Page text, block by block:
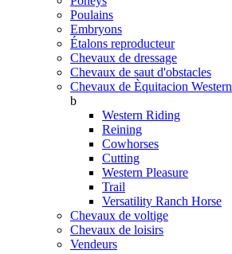
Poulains
Embryons
Étalons reproducteur
Chevaux de dressage
Chevaux de saut d'obstacles
Chevaux de Èquitacion Western
b
Western Riding
Reining
Cowhorses
Cutting
Western Pleasure
Trail
Versatility Ranch Horse
Chevaux de voltige
Chevaux de loisirs
Vendeurs